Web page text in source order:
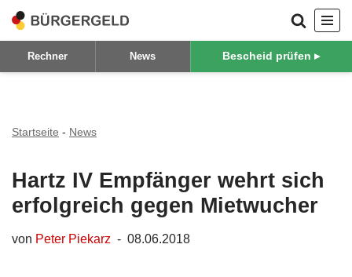
Zum
Inhalt
Rechner News Bescheid prüfen ▸
Startseite - News
Hartz IV Empfänger wehrt sich
erfolgreich gegen Mietwucher
von Peter Piekarz 08.06.2018